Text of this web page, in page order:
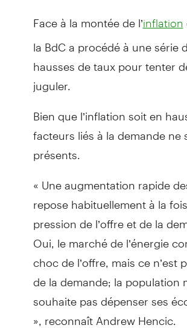
Face à la montée de l’inflation
la BdC a procédé à une série
hausses de taux pour tenter
juguler.
Bien que l’inflation soit en
facteurs liés à la demande ne
présents.
« Une augmentation rapide
repose habituellement à la
pression de l’offre et de la
Oui, le marché de l’énergie
choc de l’offre, mais ce n’est
de la demande; la population
souhaite pas dépenser ses
», reconnaît Andrew Hencic.